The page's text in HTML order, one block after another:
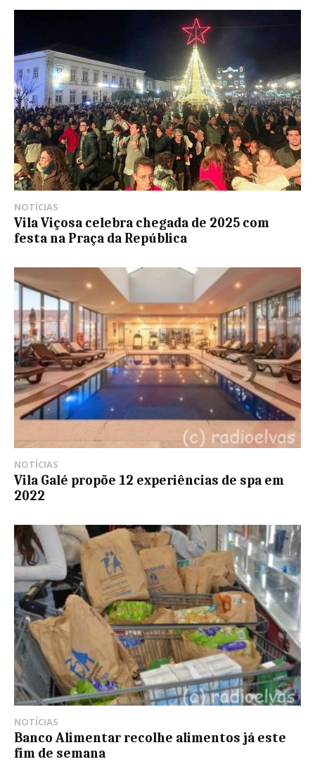
NOTÍCIAS
Vila Viçosa celebra chegada de 2025 com
festa na Praça da República
NOTÍCIAS
Vila Galé propõe 12 experiências de spa em
2022
NOTÍCIAS
Banco Alimentar recolhe alimentos já este
fim de semana